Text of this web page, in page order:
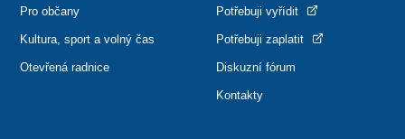
Pro občany
Kultura, sport a volný čas
Otevřená radnice
Potřebuji vyřídit
Potřebuji zaplatit
Diskuzní fórum
Kontakty